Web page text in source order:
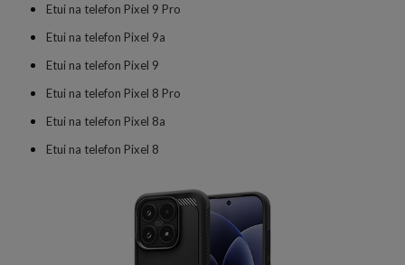
Etui na telefon Pixel 9 Pro
Etui na telefon Pixel 9a
Etui na telefon Pixel 9
Etui na telefon Pixel 8 Pro
Etui na telefon Pixel 8a
Etui na telefon Pixel 8